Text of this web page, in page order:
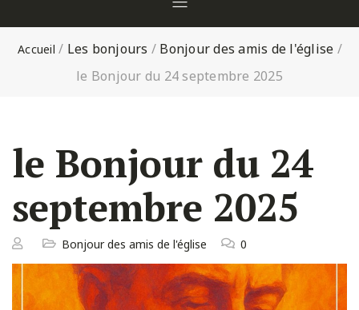
/ Les bonjours / Bonjour des amis de l'église /
le Bonjour du 24 septembre 2025
le Bonjour du 24
septembre 2025
Bonjour des amis de l'église 0